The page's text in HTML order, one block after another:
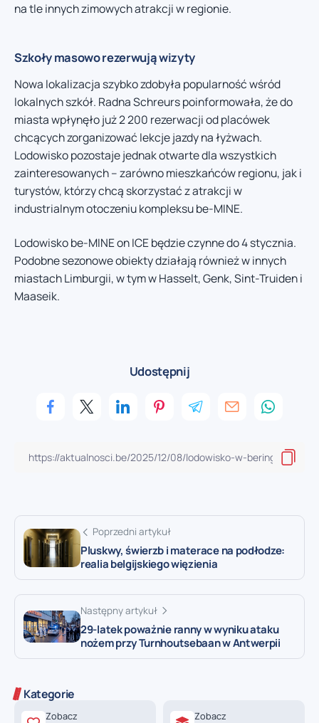
na tle innych zimowych atrakcji w regionie.
Szkoły masowo rezerwują wizyty
Nowa lokalizacja szybko zdobyła popularność wśród
lokalnych szkół. Radna Schreurs poinformowała, że do
miasta wpłynęło już 2 200 rezerwacji od placówek
chcących zorganizować lekcje jazdy na łyżwach.
Lodowisko pozostaje jednak otwarte dla wszystkich
zainteresowanych – zarówno mieszkańców regionu, jak i
turystów, którzy chcą skorzystać z atrakcji w
industrialnym otoczeniu kompleksu be-MINE.
Lodowisko be-MINE on ICE będzie czynne do 4 stycznia.
Podobne sezonowe obiekty działają również w innych
miastach Limburgii, w tym w Hasselt, Genk, Sint-Truiden i
Maaseik.
Udostępnij
Poprzedni artykuł
Pluskwy, świerzb i materace na podłodze:
realia belgijskiego więzienia
Następny artykuł
29-latek poważnie ranny w wyniku ataku
nożem przy Turnhoutsebaan w Antwerpii
Kategorie
Zobacz Zobacz